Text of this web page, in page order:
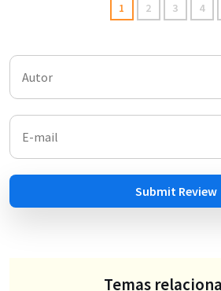
1 2 3 4
Submit Review
Temas